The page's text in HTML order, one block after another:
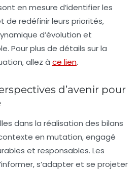
en mesure d’identifier les
de redéfinir leurs priorités,
d’évolution et
Pour plus de détails sur la
allez à ce lien.
d’avenir pour
dans la réalisation des bilans
en mutation, engagé
et responsables. Les
s’adapter et se projeter